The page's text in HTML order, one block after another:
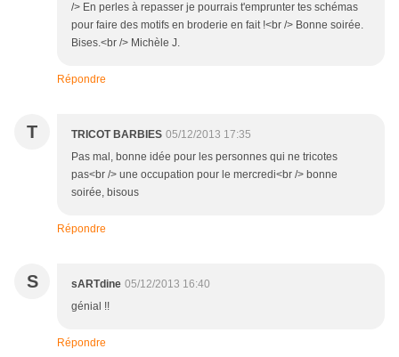
/> En perles à repasser je pourrais t'emprunter tes schémas
pour faire des motifs en broderie en fait !<br /> Bonne soirée.
Bises.<br /> Michèle J.
Répondre
T TRICOT BARBIES 05/12/2013 17:35
Pas mal, bonne idée pour les personnes qui ne tricotes
pas<br /> une occupation pour le mercredi<br /> bonne
soirée, bisous
Répondre
S sARTdine 05/12/2013 16:40
génial !!
Répondre